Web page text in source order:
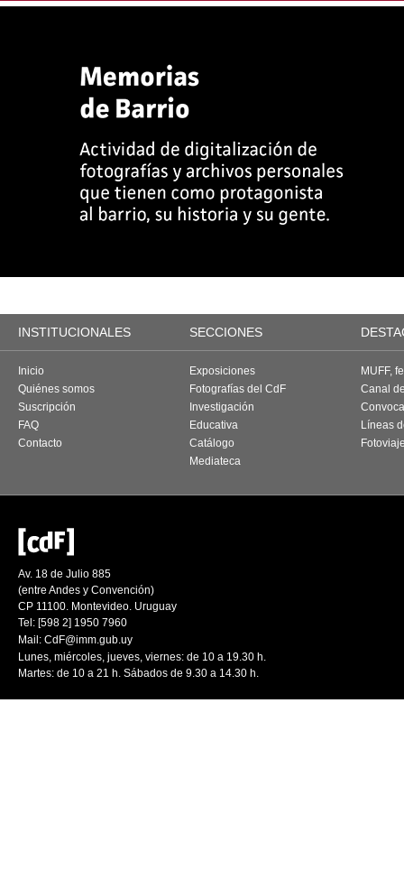
INSTITUCIONALES SECCIONES
Inicio
Quiénes somos
Suscripción
FAQ
Contacto
Exposiciones
Fotografías del CdF
Investigación
Educativa
Catálogo
Mediateca
MUFF,
Canal
Líneas
Av. 18 de Julio 885
(entre Andes y Convención)
CP 11100. Montevideo. Uruguay
Tel: [598 2] 1950 7960
Mail: CdF@imm.gub.uy
Lunes, miércoles, jueves, viernes: de 10 a 19.30 h.
Martes: de 10 a 21 h. Sábados de 9.30 a 14.30 h.